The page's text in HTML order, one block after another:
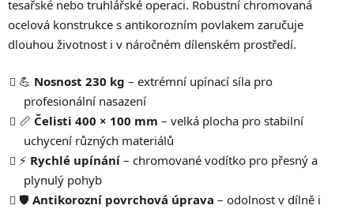
tesařské nebo truhlářské operaci. Robustní chromovaná
ocelová konstrukce s antikorozním povlakem zaručuje
dlouhou životnost i v náročném dílenském prostředí.
💪 Nosnost 230 kg – extrémní upínací síla pro
profesionální nasazení
📏 Čelisti 400 × 100 mm – velká plocha pro stabilní
uchycení různých materiálů
⚡ Rychlé upínání – chromované vodítko pro přesný a
plynulý pohyb
🛡️ Antikorozní povrchová úprava – odolnost v dílně i